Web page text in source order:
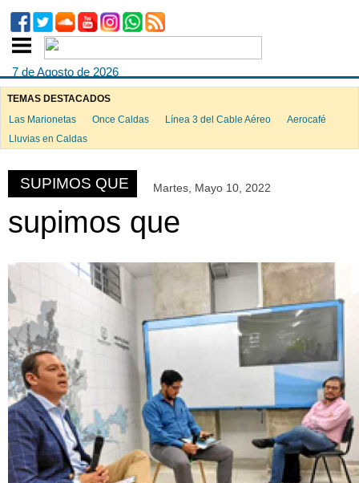
7 de Agosto de 2026
TEMAS DESTACADOS
Las Marionetas
Once Caldas Línea 3 del Cable Aéreo
Aerocafé
Lluvias en Caldas
SUPIMOS QUE Martes, Mayo 10, 2022
supimos que